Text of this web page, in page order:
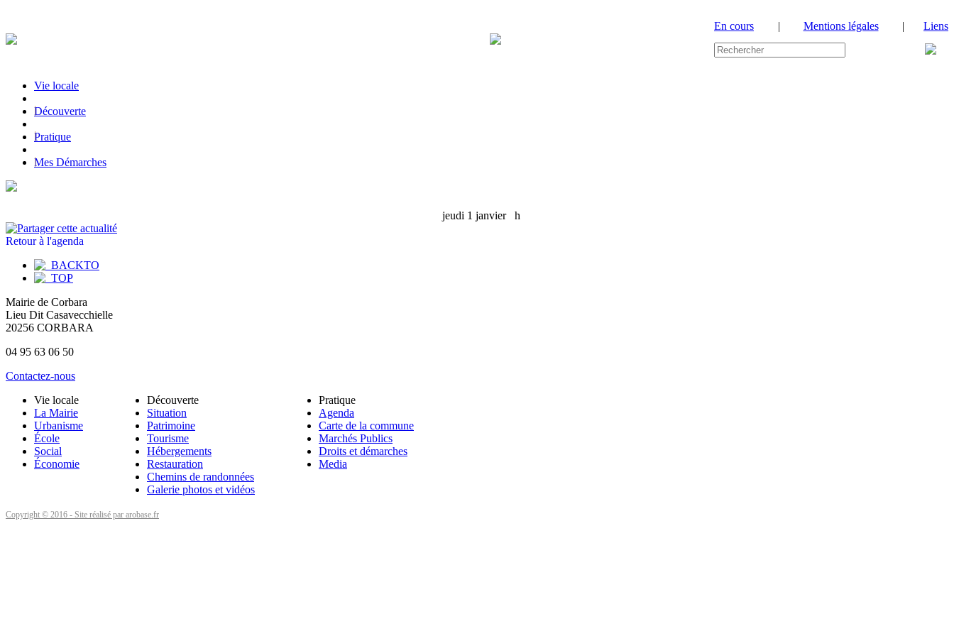
En cours | Mentions légales | Liens
Vie locale
|Découverte
|Pratique
|Mes Démarches
jeudi 1 janvierh
Retour à l'agenda
Mairie de Corbara
Lieu Dit Casavecchielle
20256 CORBARA
04 95 63 06 50
Contactez-nous
Vie locale
La Mairie
Urbanisme
École
Social
Économie
Découverte
Situation
Patrimoine
Tourisme
Hébergements
Restauration
Chemins de randonnées
Galerie photos et vidéos
Pratique
Agenda
Carte de la commune
Marchés Publics
Droits et démarches
Media
Copyright © 2016 - Site réalisé par arobase.fr